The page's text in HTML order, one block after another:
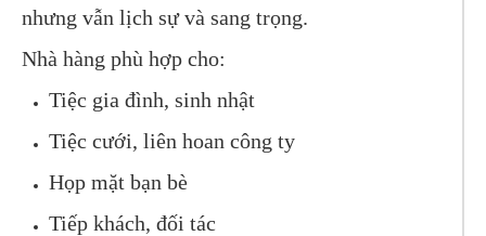
nhưng vẫn lịch sự và sang trọng.
Nhà hàng phù hợp cho:
Tiệc gia đình, sinh nhật
Tiệc cưới, liên hoan công ty
Họp mặt bạn bè
Tiếp khách, đối tác